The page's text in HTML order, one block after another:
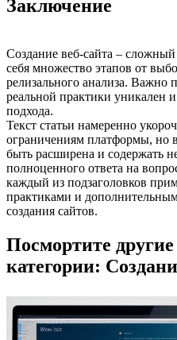
Заключение
Создание веб-сайта –
себя множество этапов от
релизального анализа.
реальной практики уникален
подхода.
Текст статьи намеренно
ограничениям платформы, но
быть расширена и содержать
полноценного ответа на
каждый из подзаголовков
практиками и
создания сайтов.
Посмортите
категории: